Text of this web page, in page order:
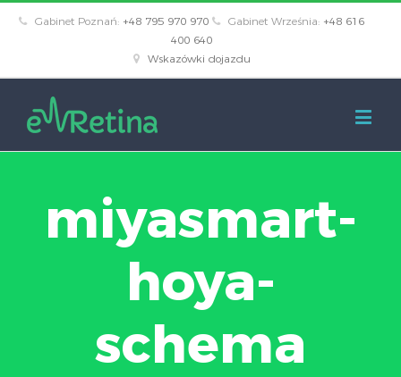
Gabinet Poznań: +48 795 970 970 Gabinet Września: +48 616
400 640
Wskazówki dojazdu
miyasmart-
hoya-
schema